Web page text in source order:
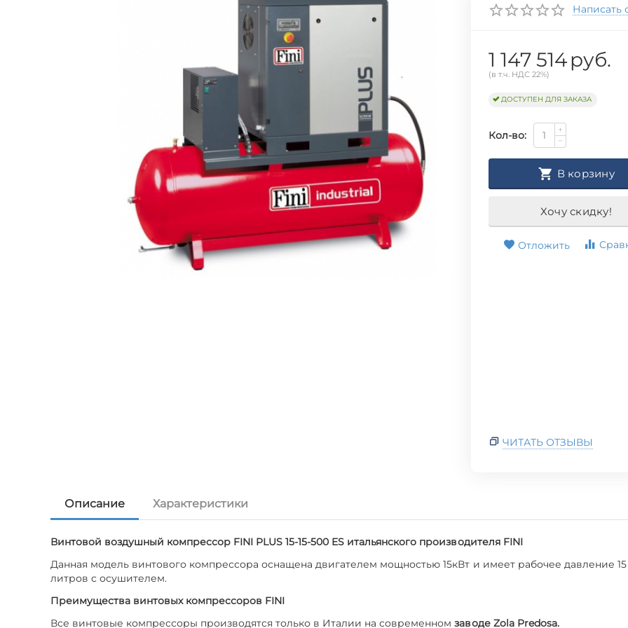
Написать
1 147 514руб.
(в т.ч. НДС 22%)
ДОСТУПЕН ДЛЯ ЗАКАЗА
Кол-во:
+
−
В корзину
Хочу скидку!
Отложить
ЧИТАТЬ ОТЗЫВЫ
Описание Характеристики
Винтовой воздушный компрессор FINI PLUS 15-15-500 ES итальянского производителя FINI
Данная модель винтового компрессора оснащена двигателем мощностью 15кВт и имеет рабочее давление
литров с осушителем.
Преимущества винтовых компрессоров FINI
Все винтовые компрессоры производятся только в Италии на современномзаводе Zola Predosa.